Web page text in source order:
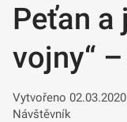
Peťan a
vojny“
Vytvořeno
Návštěvník